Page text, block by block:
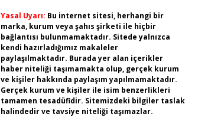
Yasal Uyarı: Bu internet sitesi, herhangi bir
marka, kurum veya şahıs şirketi ile hiçbir
bağlantısı bulunmamaktadır. Sitede yalnızca
kendi hazırladığımız makaleler
paylaşılmaktadır. Burada yer alan içerikler
haber niteliği taşımamakta olup, gerçek kurum
ve kişiler hakkında paylaşım yapılmamaktadır.
Gerçek kurum ve kişiler ile isim benzerlikleri
tamamen tesadüfidir. Sitemizdeki bilgiler taslak
halindedir ve tavsiye niteliği taşımazlar.